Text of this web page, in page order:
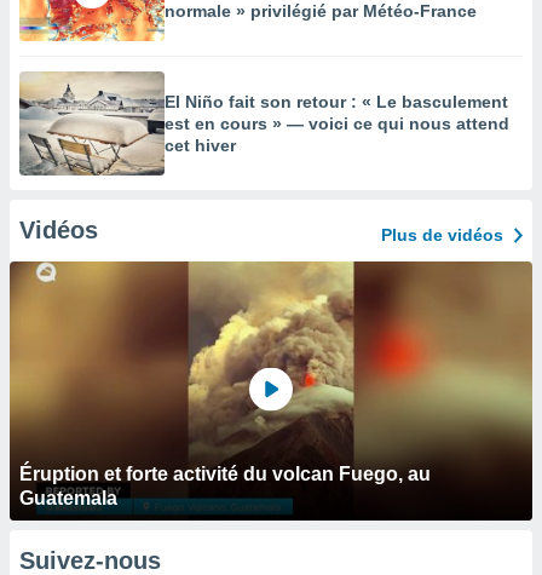
normale » privilégié par Météo-France
El Niño fait son retour : « Le basculement
est en cours » — voici ce qui nous attend
cet hiver
Vidéos Plus de vidéos
Éruption et forte activité du volcan Fuego, au
Guatemala
Suivez-nous